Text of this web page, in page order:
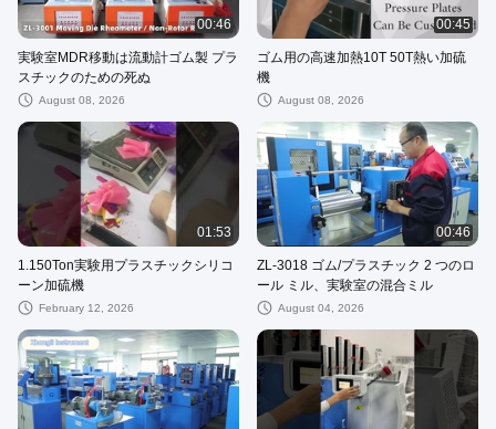
00:46
実験室MDR移動は流動計ゴム製 プラ
スチックのための死ぬ
August 08, 2026
00:45
ゴム用の高速加熱10T 50T熱い加硫
機
August 08, 2026
01:53
1.150Ton実験用プラスチックシリコ
ーン加硫機
February 12, 2026
00:46
ZL-3018 ゴム/プラスチック 2 つのロ
ール ミル、実験室の混合ミル
August 04, 2026